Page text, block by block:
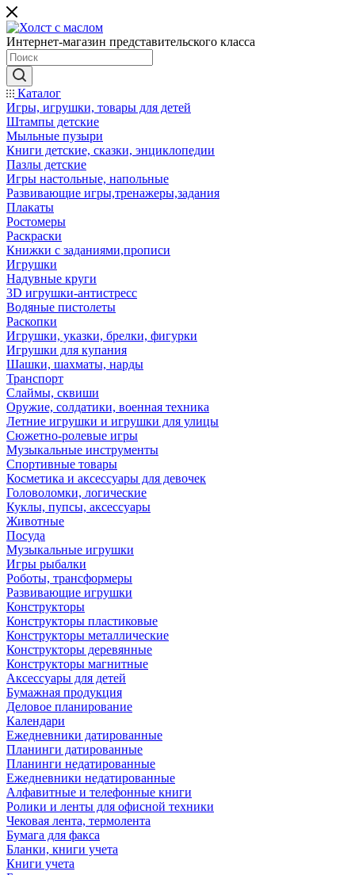
Интернет-магазин представительского класса
Каталог
Игры, игрушки, товары для детей
Штампы детские
Мыльные пузыри
Книги детские, сказки, энциклопедии
Пазлы детские
Игры настольные, напольные
Развивающие игры,тренажеры,задания
Плакаты
Ростомеры
Раскраски
Книжки с заданиями,прописи
Игрушки
Надувные круги
3D игрушки-антистресс
Водяные пистолеты
Раскопки
Игрушки, указки, брелки, фигурки
Игрушки для купания
Шашки, шахматы, нарды
Транспорт
Слаймы, сквиши
Оружие, солдатики, военная техника
Летние игрушки и игрушки для улицы
Сюжетно-ролевые игры
Музыкальные инструменты
Спортивные товары
Косметика и аксессуары для девочек
Головоломки, логические
Куклы, пупсы, аксессуары
Животные
Посуда
Музыкальные игрушки
Игры рыбалки
Роботы, трансформеры
Развивающие игрушки
Конструкторы
Конструкторы пластиковые
Конструкторы металлические
Конструкторы деревянные
Конструкторы магнитные
Аксессуары для детей
Бумажная продукция
Деловое планирование
Календари
Ежедневники датированные
Планинги датированные
Планинги недатированные
Ежедневники недатированные
Алфавитные и телефонные книги
Ролики и ленты для офисной техники
Чековая лента, термолента
Бумага для факса
Бланки, книги учета
Книги учета